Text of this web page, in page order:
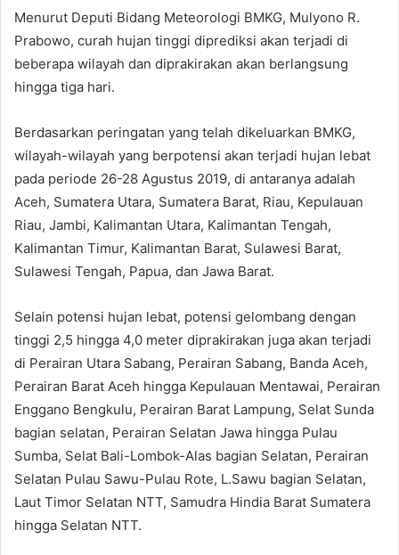
Menurut Deputi Bidang Meteorologi BMKG, Mulyono R.
Prabowo, curah hujan tinggi diprediksi akan terjadi di
beberapa wilayah dan diprakirakan akan berlangsung
hingga tiga hari.
Berdasarkan peringatan yang telah dikeluarkan BMKG,
wilayah-wilayah yang berpotensi akan terjadi hujan lebat
pada periode 26-28 Agustus 2019, di antaranya adalah
Aceh, Sumatera Utara, Sumatera Barat, Riau, Kepulauan
Riau, Jambi, Kalimantan Utara, Kalimantan Tengah,
Kalimantan Timur, Kalimantan Barat, Sulawesi Barat,
Sulawesi Tengah, Papua, dan Jawa Barat.
Selain potensi hujan lebat, potensi gelombang dengan
tinggi 2,5 hingga 4,0 meter diprakirakan juga akan terjadi
di Perairan Utara Sabang, Perairan Sabang, Banda Aceh,
Perairan Barat Aceh hingga Kepulauan Mentawai, Perairan
Enggano Bengkulu, Perairan Barat Lampung, Selat Sunda
bagian selatan, Perairan Selatan Jawa hingga Pulau
Sumba, Selat Bali-Lombok-Alas bagian Selatan, Perairan
Selatan Pulau Sawu-Pulau Rote, L.Sawu bagian Selatan,
Laut Timor Selatan NTT, Samudra Hindia Barat Sumatera
hingga Selatan NTT.